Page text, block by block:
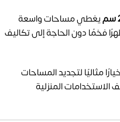
يغطي مساحات واسعة
فخمًا دون الحاجة إلى تكاليف
مثاليًا لتجديد المساحات
المنزلية